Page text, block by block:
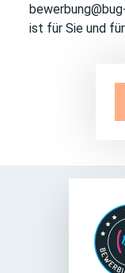
ist für Sie und